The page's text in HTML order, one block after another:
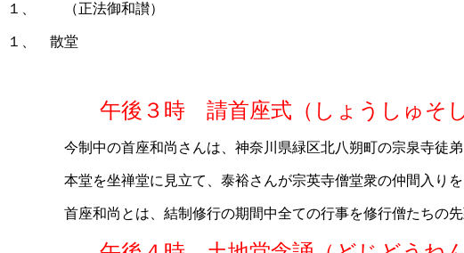
１、 （正法御和讃）
１、 散堂
午後３時 請首座式（しょうしゅそし
今制中の首座和尚さんは、神奈川県緑区北八朔町の宗泉寺徒
本堂を坐禅堂に見立て、泰裕さんが宗英寺僧堂衆の仲間入りを
首座和尚とは、結制修行の期間中全ての行事を修行僧たちの先